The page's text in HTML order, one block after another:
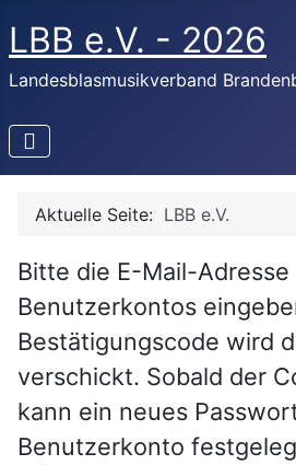
LBB e.V. - 2026
Landesblasmusikverband
Aktuelle Seite: LBB e.V.
Bitte die E-Mail-Adresse
Benutzerkontos
Bestätigungscode wird
verschickt. Sobald der
kann ein neues
Benutzerkonto